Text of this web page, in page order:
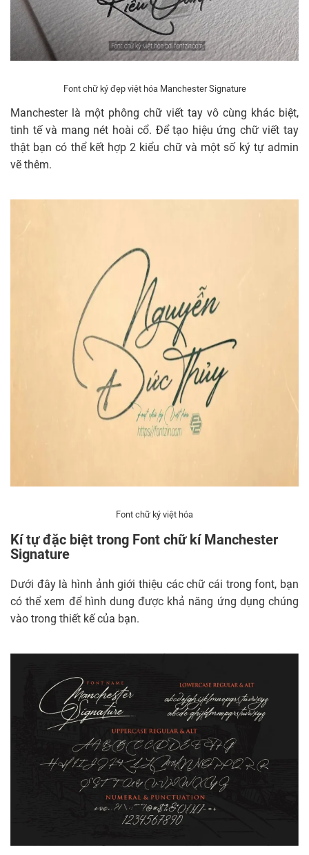
Font chữ ký đẹp việt hóa Manchester Signature
Manchester là một phông chữ viết tay vô cùng khác biệt,
tinh tế và mang nét hoài cổ. Để tạo hiệu ứng chữ viết tay
thật bạn có thể kết hợp 2 kiểu chữ và một số ký tự admin
vẽ thêm.
Font chữ ký việt hóa
Kí tự đặc biệt trong Font chữ kí Manchester
Signature
Dưới đây là hình ảnh giới thiệu các chữ cái trong font, bạn
có thể xem để hình dung được khả năng ứng dụng chúng
vào trong thiết kế của bạn.